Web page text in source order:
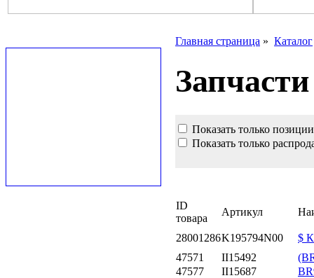
Главная страница » Каталог
Показать только
Показать только
ID
товара
Артикул
28001286K195794N00
$
47571
II15492
47577
II15687